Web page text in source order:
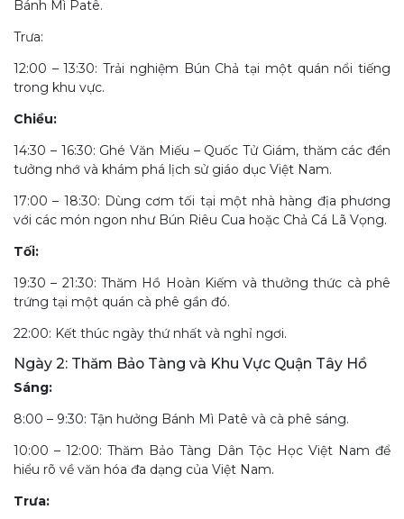
Bánh Mì Patê.
Trưa:
12:00 – 13:30: Trải nghiệm Bún Chả tại một quán nổi tiếng
trong khu vực.
Chiều:
14:30 – 16:30: Ghé Văn Miếu – Quốc Tử Giám, thăm các đền
tưởng nhớ và khám phá lịch sử giáo dục Việt Nam.
17:00 – 18:30: Dùng cơm tối tại một nhà hàng địa phương
với các món ngon như Bún Riêu Cua hoặc Chả Cá Lã Vọng.
Tối:
19:30 – 21:30: Thăm Hồ Hoàn Kiếm và thưởng thức cà phê
trứng tại một quán cà phê gần đó.
22:00: Kết thúc ngày thứ nhất và nghỉ ngơi.
Ngày 2: Thăm Bảo Tàng và Khu Vực Quận Tây Hồ
Sáng:
8:00 – 9:30: Tận hưởng Bánh Mì Patê và cà phê sáng.
10:00 – 12:00: Thăm Bảo Tàng Dân Tộc Học Việt Nam để
hiểu rõ về văn hóa đa dạng của Việt Nam.
Trưa: